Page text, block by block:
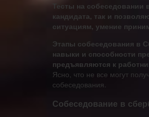
Тесты на собеседовании
кандидата, так и
ситуациям, умение
Этапы собеседования в
навыки и способности
предъявляются к
Ясно, что не все могут
собеседования.
Собеседование в